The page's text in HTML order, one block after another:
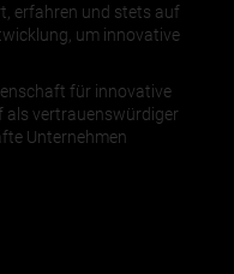
erfahren und stets auf
um innovative
für innovative
als vertrauenswürdiger
Unternehmen